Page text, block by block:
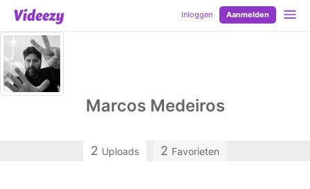
Inloggen Aanmelden
Marcos Medeiros
2 Uploads 2 Favorieten